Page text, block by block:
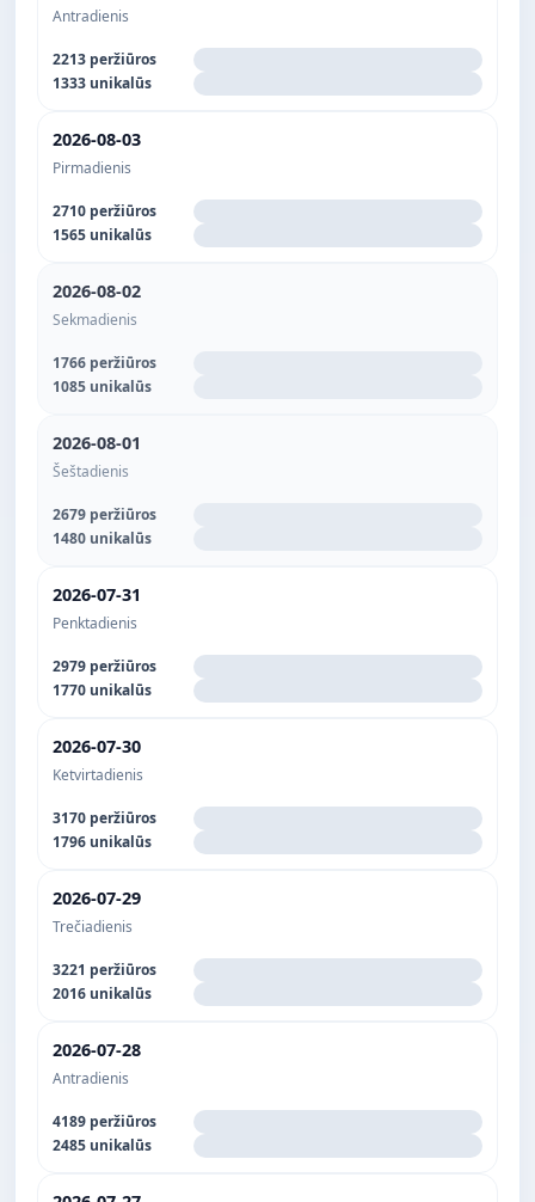
Antradienis
2213 peržiūros
1333 unikalūs
2026-08-03
Pirmadienis
2710 peržiūros
1565 unikalūs
2026-08-02
Sekmadienis
1766 peržiūros
1085 unikalūs
2026-08-01
Šeštadienis
2679 peržiūros
1480 unikalūs
2026-07-31
Penktadienis
2979 peržiūros
1770 unikalūs
2026-07-30
Ketvirtadienis
3170 peržiūros
1796 unikalūs
2026-07-29
Trečiadienis
3221 peržiūros
2016 unikalūs
2026-07-28
Antradienis
4189 peržiūros
2485 unikalūs